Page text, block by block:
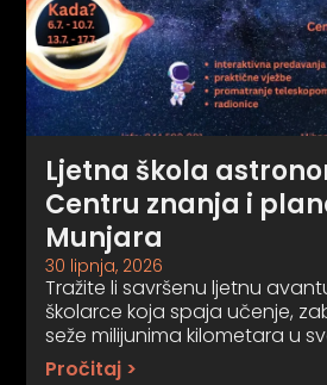
Ljetna škola
Centru znanja i
Munjara
30 lipnja, 2026
Tražite li savršenu ljetnu
školarce koja spaja učenje,
seže milijunima kilometara u
Pročitaj >